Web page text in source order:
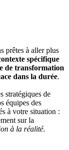
prêtes à aller plus
spécifique
de transformation
dans la durée.
stratégiques de
équipes des
à votre situation :
sur la
à la réalité.